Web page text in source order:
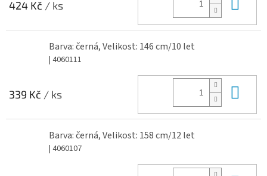
424 Kč / ks
Barva: černá, Velikost: 146 cm/10 let
| 4060111
339 Kč / ks
Barva: černá, Velikost: 158 cm/12 let
| 4060107